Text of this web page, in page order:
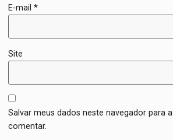
E-mail*
Site
Salvar meus dados neste navegador para
comentar.